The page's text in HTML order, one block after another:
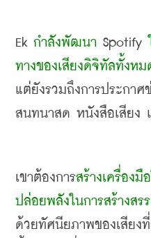
Ek กำลังพัฒนา Spotify
ทางของเสียงดิจิทัลทั้งห
แต่ยังรวมถึงการประกาศ
สนทนาสด หนังสือเสียง
เขาต้องการสร้างเครื่องมื
ปล่อยพลังในการสร้างสร
ด้วยทัศนียภาพของเสียง